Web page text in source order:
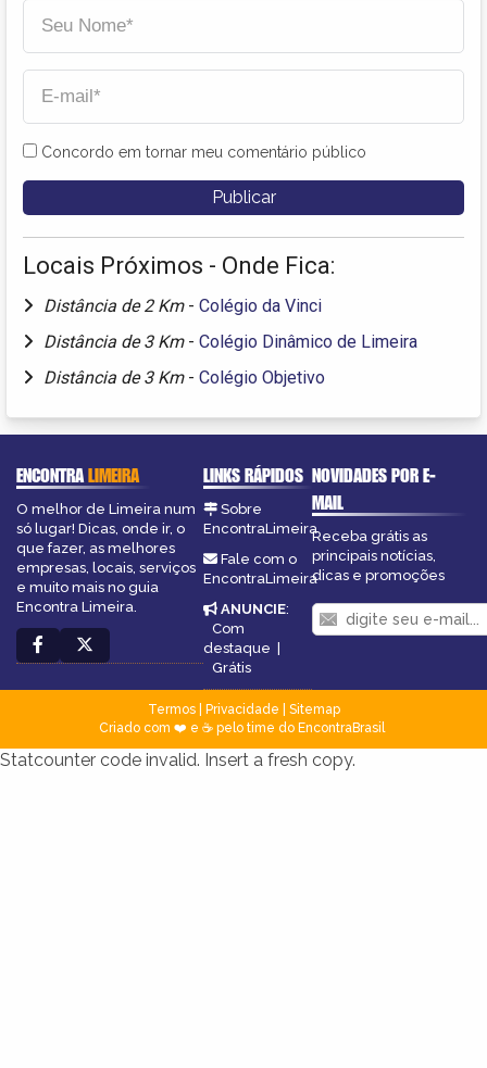
Concordo em tornar meu comentário público
Locais Próximos - Onde Fica:
Distância de 2 Km - Colégio da Vinci
Distância de 3 Km - Colégio Dinâmico de Limeira
Distância de 3 Km - Colégio Objetivo
ENCONTRALIMEIRA
O melhor de Limeira num
só lugar! Dicas, onde ir, o
que fazer, as melhores
empresas, locais, serviços
e muito mais no guia
Encontra Limeira.
LINKS RÁPIDOS
Sobre
EncontraLimeira
Fale com o
EncontraLimeira
ANUNCIE:
Com
destaque |
Grátis
NOVIDADES POR E-
MAIL
Receba grátis as
principais notícias,
dicas e promoções
Termos| Privacidade
Sitemap
Criado com ❤️ e ☕ pelo time do EncontraBrasil
Statcounter code invalid. Insert a fresh copy.